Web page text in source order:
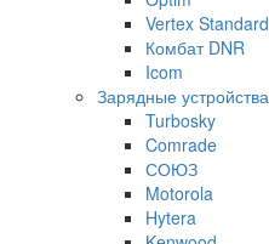
Vertex Standard
Комбат DNR
Icom
Зарядные устройства
Turbosky
Comrade
СОЮЗ
Motorola
Hytera